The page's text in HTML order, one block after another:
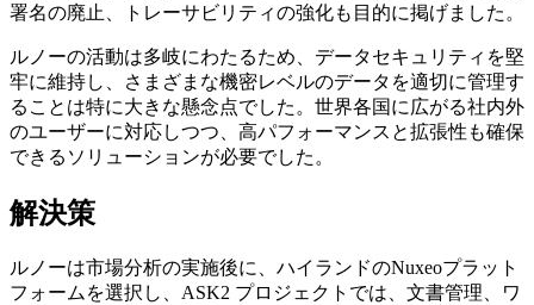
署名の廃止、トレーサビリティの強化も目的に掲げました。
ルノーの活動は多岐にわたるため、データセキュリティを堅
牢に維持し、さまざまな機密レベルのデータを適切に管理す
ることは特に大きな懸念点でした。世界各国に広がる社内外
のユーザーに対応しつつ、高パフォーマンスと拡張性も確保
できるソリューションが必要でした。
解決策
ルノーは市場分析の実施後に、ハイランドのNuxeoプラット
フォームを選択し、ASK2 プロジェクトでは、文書管理、ワ